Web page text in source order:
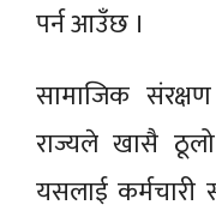
पर्न आउँछ ।
सामाजिक
राज्यले खासै ठूलो
यसलाई